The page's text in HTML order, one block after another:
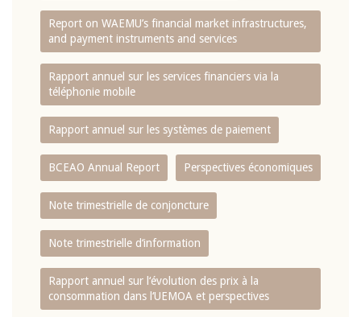
Report on WAEMU’s financial market infrastructures,
and payment instruments and services
Rapport annuel sur les services financiers via la
téléphonie mobile
Rapport annuel sur les systèmes de paiement
BCEAO Annual Report Perspectives économiques
Note trimestrielle de conjoncture
Note trimestrielle d‘information
Rapport annuel sur l‘évolution des prix à la
consommation dans l‘UEMOA et perspectives